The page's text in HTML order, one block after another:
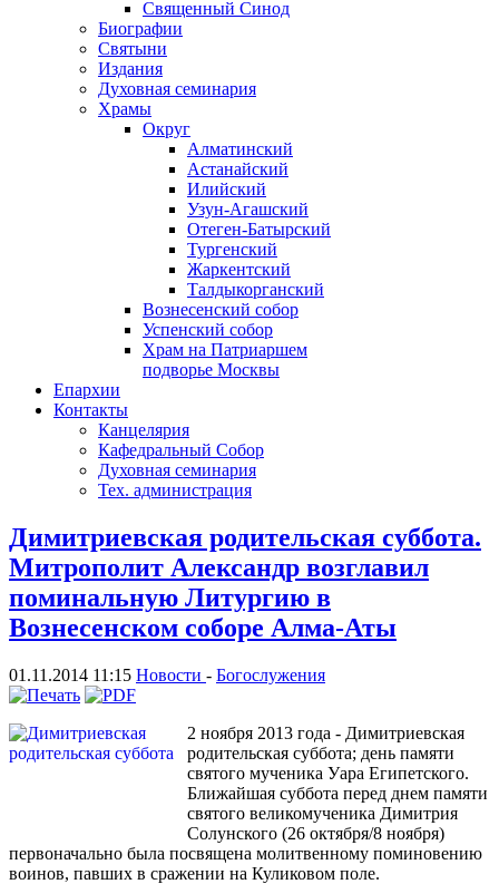
Священный Синод
Биографии
Святыни
Издания
Духовная семинария
Храмы
Округ
Алматинский
Астанайский
Илийский
Узун-Агашский
Отеген-Батырский
Тургенский
Жаркентский
Талдыкорганский
Вознесенский собор
Успенский собор
Храм на Патриаршем
подворье Москвы
Епархии
Контакты
Канцелярия
Кафедральный Собор
Духовная семинария
Тех. администрация
Димитриевская родительская суббота.
Митрополит Александр возглавил
поминальную Литургию в
Вознесенском соборе Алма-Аты
01.11.2014 11:15 Новости - Богослужения
2 ноября 2013 года - Димитриевская
родительская суббота; день памяти
святого мученика Уара Египетского.
Ближайшая суббота перед днем памяти
святого великомученика Димитрия
Солунского (26 октября/8 ноября)
первоначально была посвящена молитвенному поминовению
воинов, павших в сражении на Куликовом поле.